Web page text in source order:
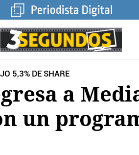
5,3% DE SHARE
a
un